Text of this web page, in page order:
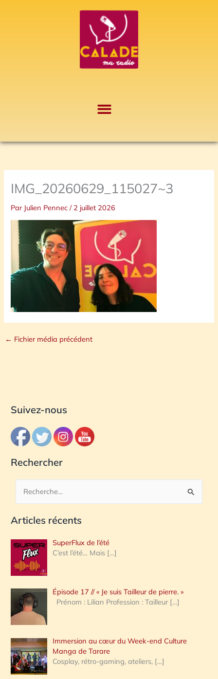
IMG_20260629_115027~3
Par Julien Pennec/ 2 juillet 2026
← Fichier média précédent
Suivez-nous
Rechercher
c
e
r
c
h
e
:
Articles récents
SuperFlux de l’été
C’est l’été… Mais […]
Épisode 17 // « Je suis Tailleur de pierre. »
Prénom : Lilian Profession : Tailleur […]
Immersion au cœur du Week-end Culture
Manga de Tarare
Cosplay, rétro-gaming, ateliers, […]